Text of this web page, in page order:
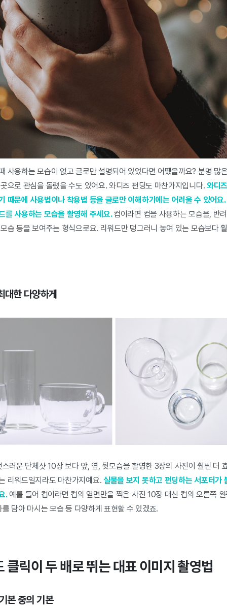
사용하는 모습이 없고 글로만 설명되어 있었다면 어땠을까요? 분명 많
으로 관심을 돌렸을 수도 있어요. 와디즈 펀딩도 마찬가지입니다. 와디
때문에 사용법이나 착용법 등을 글로만 이해하기에는 어려울 수 있어요
를 사용하는 모습을 촬영해 주세요.컵이라면 컵을 사용하는 모습을, 반
습 등을 보여주는 형식으로요. 리워드만 덩그러니 놓여 있는 모습보다
대한 다양하게
러운 단체샷 10장 보다 앞, 옆, 뒷모습을 촬영한 3장의 사진이 훨씬 더
리워드일지라도 마찬가지예요. 실물을 보지 못하고 펀딩하는 서포터가
.예를 들어 컵이라면 컵의 옆면만을 찍은 사진 10장 대신 컵의 오른쪽
담아 마시는 모습 등 다양하게 표현할 수 있겠죠.
클릭이 두 배로 뛰는 대표 이미지 촬영법
본 중의 기본